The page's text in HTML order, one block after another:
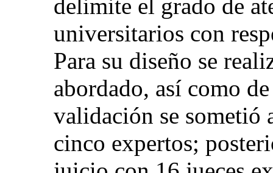
delimite el grado de
universitarios con
Para su diseño se
abordado, así como
validación se sometió
cinco expertos;